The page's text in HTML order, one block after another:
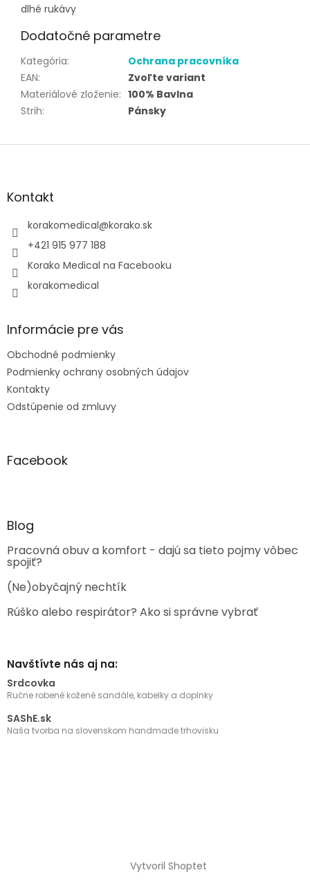
dlhé rukávy
Dodatočné parametre
Kategória:
Ochrana pracovníka
EAN:
Zvoľte variant
Materiálové zloženie: 100% Bavlna
Strih: Pánsky
Z
äKontakt
korakomedical@korako.sk
+421 915 977 188
Korako Medical na Facebooku
korakomedical
Informácie pre vás
Obchodné podmienky
Podmienky ochrany osobných údajov
Kontakty
Odstúpenie od zmluvy
Facebook
Blog
Pracovná obuv a komfort - dajú sa tieto pojmy vôbec
spojiť?
(Ne)obyčajný nechtík
Rúško alebo respirátor? Ako si správne vybrať
Navštívte nás aj na:
Srdcovka
Ručne robené kožené sandále, kabelky a doplnky
SAShE.sk
Naša tvorba na slovenskom handmade trhovisku
Vytvoril Shoptet